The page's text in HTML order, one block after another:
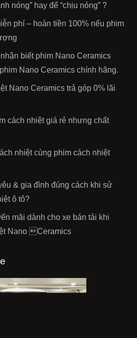
nóng” hay để “chịu nóng” ?
phí – hoàn tiền 100% nếu phim
biết phim Nano Ceramics
Nano Ceramics chính hãng.
Nano Ceramics trả góp 0% lãi
cách nhiệt giá rẻ nhưng chất
nhiệt cùng phim cách nhiệt
& gia đình đúng cách khi sử
ô tô?
mãi dành cho xe bán tải khi
Nano Ceramics